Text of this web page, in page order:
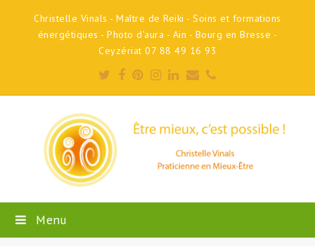
Christelle Vinals - Maître de Reiki - Soins et formations
énergétiques - Photo d'aura - Ain - Bourg en Bresse -
Ceyzériat 07 88 49 16 93
Twitter
Facebook
Pinterest
Instagram
LinkedIn
EmailPhone
Menu